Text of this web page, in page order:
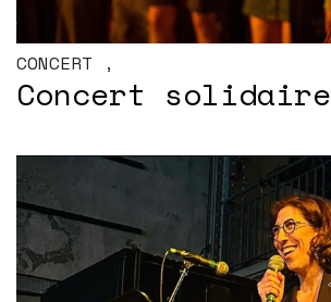
CONCERT ,
Concert solidaire